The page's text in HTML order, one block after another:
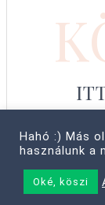
© COPYRIGHT
Hahó :) Más
használunk a
Oké, köszi